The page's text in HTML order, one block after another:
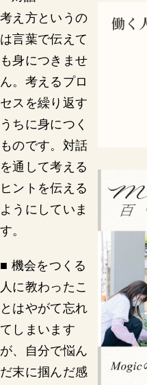
考え方というの
は言葉で伝えて
も身につきませ
ん。考えるプロ
セスを繰り返す
うちに身につく
ものです。対話
を通して考える
ヒントを伝える
ようにしていま
す。
■ 機会をつくる
人に教わったこ
とはやがて忘れ
てしまいます
が、自分で悩ん
だ末に掴んだ感
働く